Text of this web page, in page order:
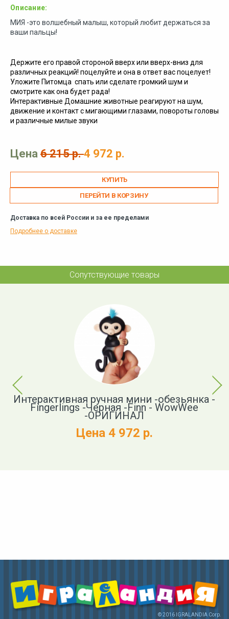
Описание:
МИЯ -это волшебный малыш, который любит держаться за
ваши пальцы!
Держите его правой стороной вверх или вверх-вниз для
различных реакций! поцелуйте и она в ответ вас поцелует!
Уложите Питомца спать или сделате громкий шум и
смотрите как она будет рада!
Интерактивные Домашние животные реагируют на шум,
движение и контакт с мигающими глазами, повороты головы
и различные милые звуки
Цена 6 215 р.4 972 р.
ПЕРЕЙТИ В КОРЗИНУ
Доставка по всей России и за ее пределами
Подробнее о доставке
Сопутствующие товары
Previous
Интерактивная ручная мини -обезьянка -
Fingerlings -Черная -Finn - WowWee
-ОРИГИНАЛ
Цена 4 972 р.
Next
© 2016 IGRALANDIA Corp.